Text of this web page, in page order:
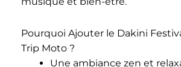
Pourquoi Ajouter le Dakini
Trip Moto ?
Une ambiance zen et